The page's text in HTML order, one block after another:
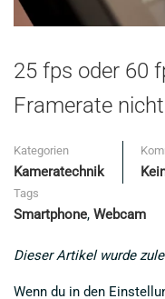
25 fps oder 60
Framerate
Kategorien
Kameratechnik
Tags
Smartphone, Webcam
Dieser Artikel wurde
Wenn du in den